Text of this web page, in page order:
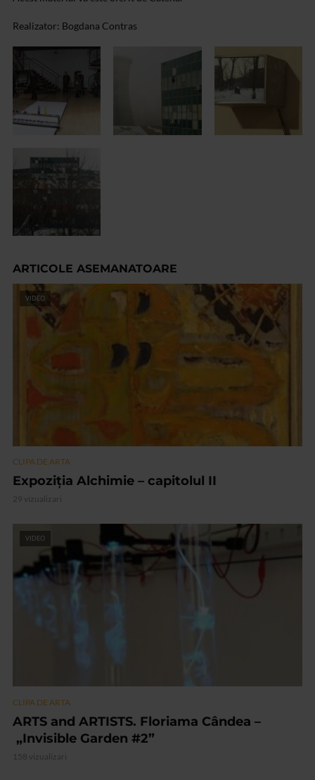
Realizator: Bogdana Contras
ARTICOLE ASEMANATOARE
VIDEO
CLIPA DE ARTA
Expoziția Alchimie – capitolul II
29 vizualizari
VIDEO
CLIPA DE ARTA
ARTS and ARTISTS. Floriama Cândea –
„Invisible Garden #2”
158 vizualizari